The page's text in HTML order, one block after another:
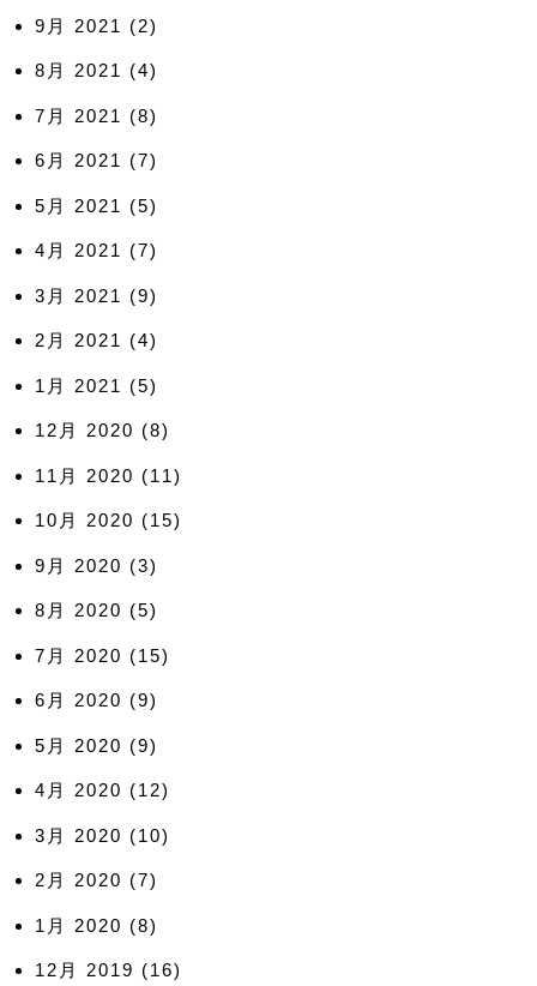
9月 2021 (2)
8月 2021 (4)
7月 2021 (8)
6月 2021 (7)
5月 2021 (5)
4月 2021 (7)
3月 2021 (9)
2月 2021 (4)
1月 2021 (5)
12月 2020 (8)
11月 2020 (11)
10月 2020 (15)
9月 2020 (3)
8月 2020 (5)
7月 2020 (15)
6月 2020 (9)
5月 2020 (9)
4月 2020 (12)
3月 2020 (10)
2月 2020 (7)
1月 2020 (8)
12月 2019 (16)